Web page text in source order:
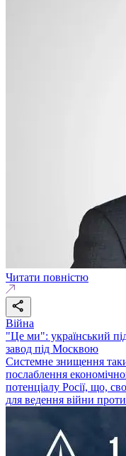
Читати повністю
Війна
"Це ми": український
завод під Москвою
Системне знищення
послаблення
потенціалу Росії, що,
для ведення війни